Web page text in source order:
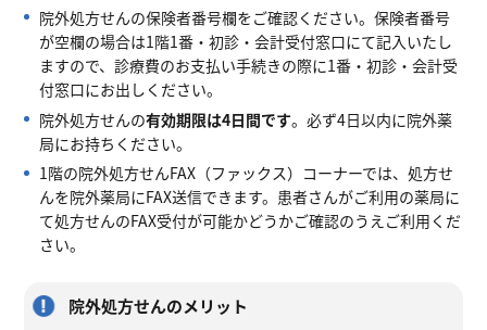
院外処方せんの保険者番号欄をご確認ください。保険者番号
が空欄の場合は1階1番・初診・会計受付窓口にて記入いたし
ますので、診療費のお支払い手続きの際に1番・初診・会計受
付窓口にお出しください。
院外処方せんの有効期限は4日間です。必ず4日以内に院外薬
局にお持ちください。
1階の院外処方せんFAX（ファックス）コーナーでは、処方せ
んを院外薬局にFAX送信できます。患者さんがご利用の薬局に
て処方せんのFAX受付が可能かどうかご確認のうえご利用くだ
さい。
院外処方せんのメリット